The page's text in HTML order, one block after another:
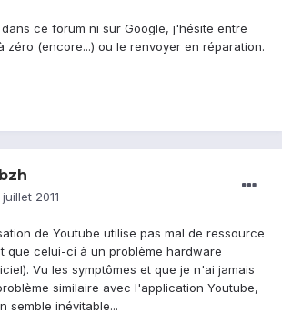
ce forum ni sur Google, j'hésite entre
zéro (encore...) ou le renvoyer en réparation.
juillet 2011
de Youtube utilise pas mal de ressource
que celui-ci à un problème hardware
Vu les symptômes et que je n'ai jamais
similaire avec l'application Youtube,
semble inévitable...